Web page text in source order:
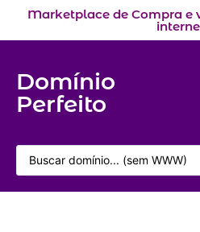
Marketplace de Compra e
Domínio
Perfeito